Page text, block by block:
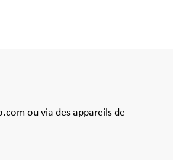
ou via des appareils de